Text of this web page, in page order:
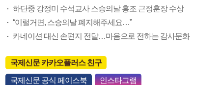
하단중 강정미 수석교사 스승의날 홍조 근정훈장 수상
“이럴거면, 스승의날 폐지해주세요…”
카네이션 대신 손편지 전달…마음으로 전하는 감사문화
국제신문 카카오플러스 친구
국제신문 공식 페이스북 인스타그램